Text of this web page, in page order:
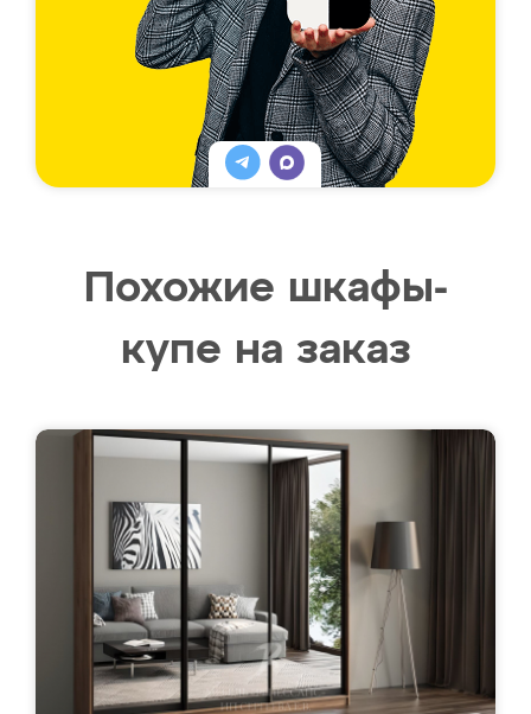
Похожие шкафы-
купе на заказ